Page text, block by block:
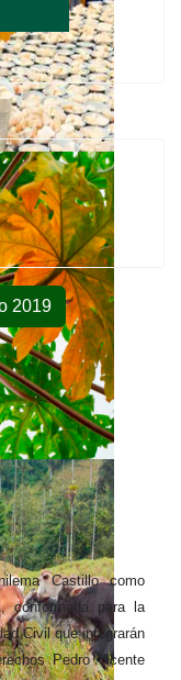
2019
Castillo como
conformada para la
Civil que integrarán
Pedro Vicente